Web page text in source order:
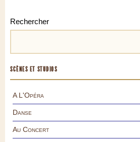
Rechercher
SCÈNES ET STUDIOS
A L'Opéra
Danse
Au Concert